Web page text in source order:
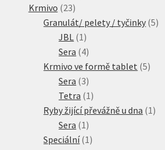
Krmivo 2323
produktů
Granulát/ pelety / tyčinky 55
JBL 11
produkt
Sera 44
produkty
Krmivo ve formě tablet 55
Sera 33
produkty
Tetra 11
produkt
Ryby žijící převážně u dna 11
Sera 11
produkt
Speciální 11